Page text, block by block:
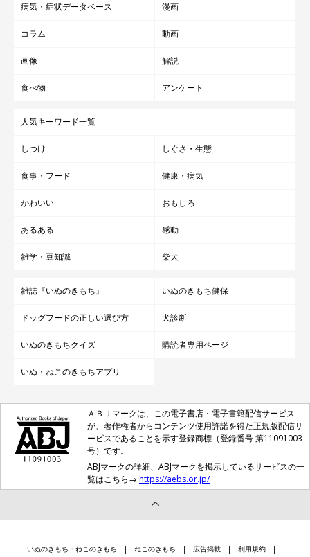
病気・症状データベース 漫画
コラム 動画
画像 解説
食べ物 アンケート
人気キーワード一覧
しつけ しぐさ・生態
食事・フード 健康・病気
かわいい おもしろ
あるある 感動
雑学・豆知識 柴犬
雑誌『いぬのきもち』 いぬのきもち健保
ドッグフードの正しい選び方 犬診断
いぬのきもちクイズ 購読者専用ページ
いぬ・ねこのきもちアプリ
ＡＢＪマークは、この電子書店・電子書籍配信サービス
が、著作権者からコンテンツ使用許諾を得た正規版配信サ
ービスであることを示す登録商標（登録番号 第11091003
号）です。
ABJマークの詳細、ABJマークを掲示しているサービスの一
覧はこちら→ https://aebs.or.jp/
いぬのきもち・ねこのきもち ねこのきもち 広告掲載 利用規約